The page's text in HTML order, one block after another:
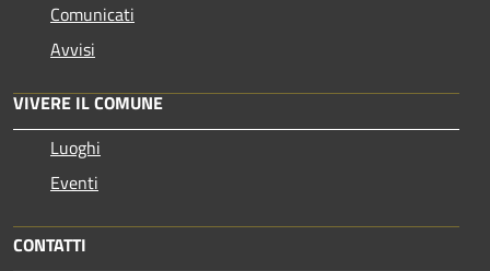
Comunicati
Avvisi
VIVERE IL COMUNE
Luoghi
Eventi
CONTATTI